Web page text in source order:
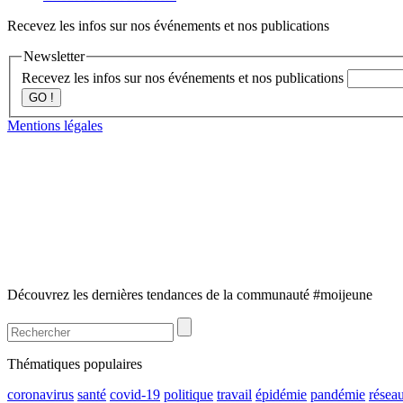
Recevez les infos sur nos événements et nos publications
Newsletter
Recevez les infos sur nos événements et nos publications
GO !
Mentions légales
Découvrez les dernières tendances de la communauté #moijeune
Thématiques populaires
coronavirus santé covid-19 politique travail épidémie pandémie